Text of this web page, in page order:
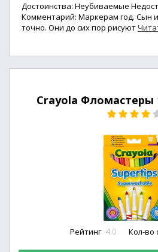
Достоинства: Неубиваемые
Комментарий: Маркерам год. Сын
точно. Они до сих пор рисуют
Crayola Фломастеры
Рейтинг 4.0 Кол-во